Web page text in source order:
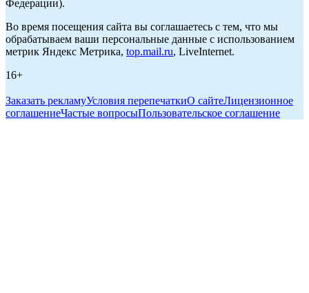
Федерации).
Во время посещения сайта вы соглашаетесь с тем, что мы
обрабатываем ваши персональные данные с использованием
метрик Яндекс Метрика, top.mail.ru, LiveInternet.
16+
Заказать рекламуУсловия перепечаткиО сайтеЛицензионное
соглашениеЧастые вопросыПользовательское соглашение